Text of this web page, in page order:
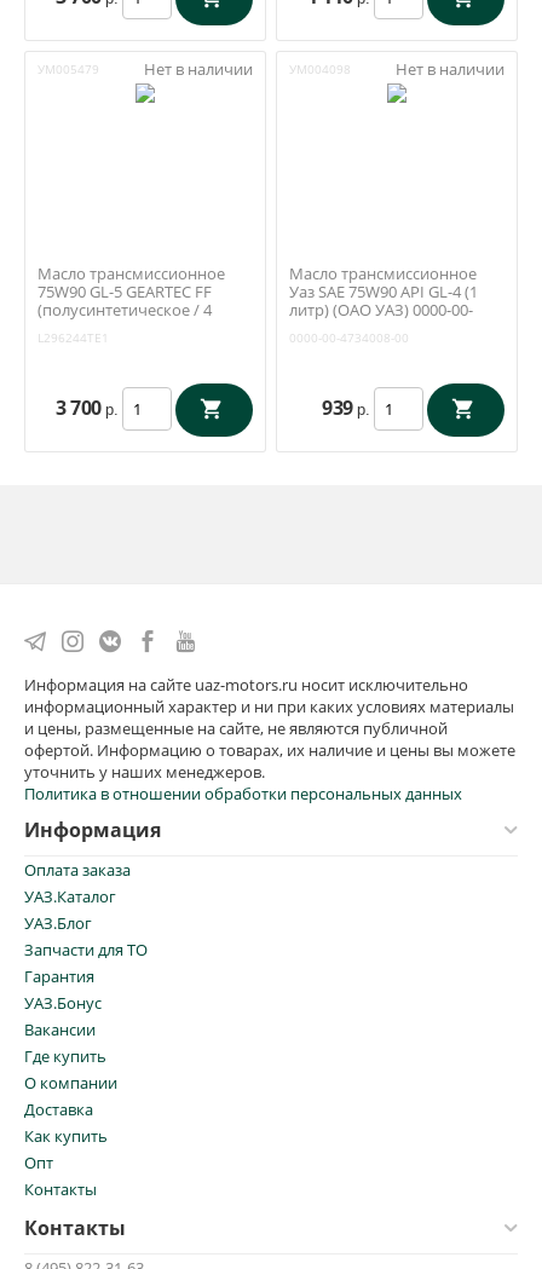
УМ005479 Нет в наличии
Масло трансмиссионное
75W90 GL-5 GEARTEC FF
(полусинтетическое / 4
L296244TE1
3 700 р.
УМ004098 Нет в наличии
Масло трансмиссионное
Уаз SAE 75W90 API GL-4 (1
литр) (ОАО УАЗ) 0000-00-
0000-00-4734008-00
939 р.
Информация на сайте uaz-motors.ru носит исключительно
информационный характер и ни при каких условиях материалы
и цены, размещенные на сайте, не являются публичной
офертой. Информацию о товарах, их наличие и цены вы можете
уточнить у наших менеджеров.
Политика в отношении обработки персональных данных
Информация
Оплата заказа
УАЗ.Каталог
УАЗ.Блог
Запчасти для ТО
Гарантия
УАЗ.Бонус
Вакансии
Где купить
О компании
Доставка
Как купить
Опт
Контакты
Контакты